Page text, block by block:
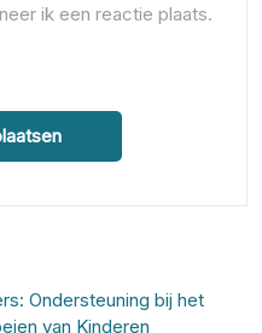
ik een reactie plaats.
Ondersteuning bij het
van Kinderen